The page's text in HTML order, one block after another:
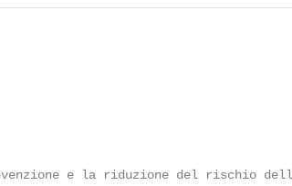
e la riduzione del rischio